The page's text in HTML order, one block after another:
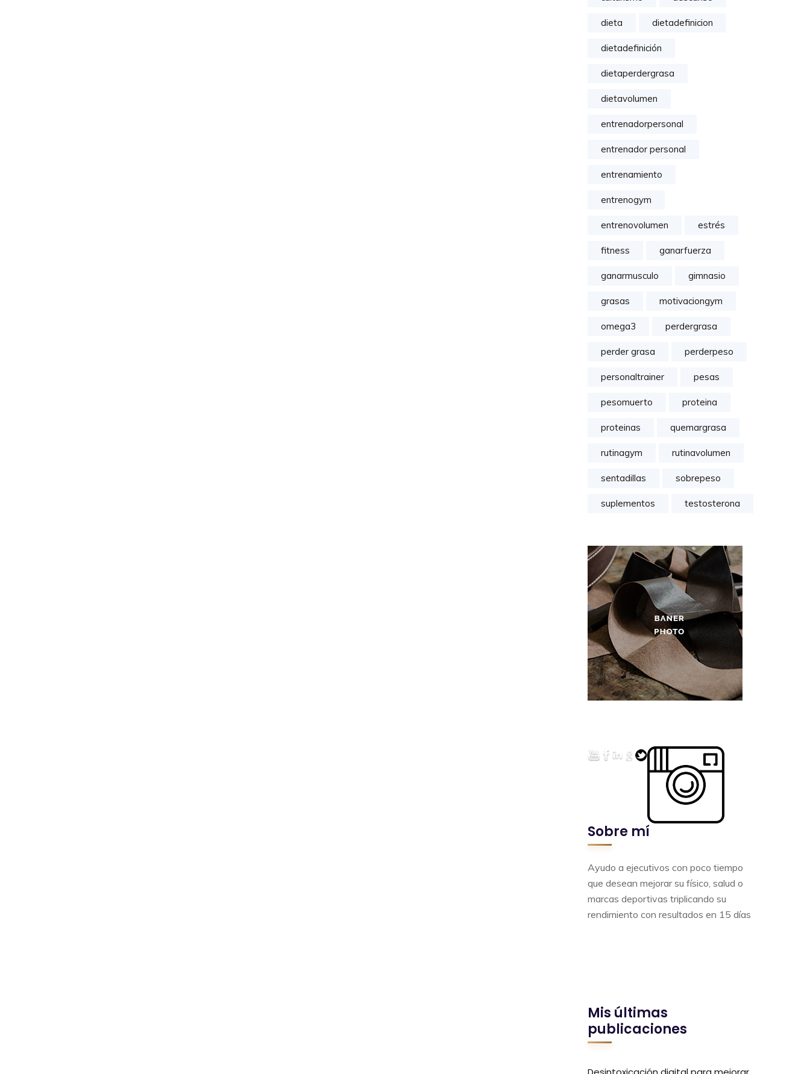
dieta dietadefinicion
dietadefinición
dietaperdergrasa
dietavolumen
entrenadorpersonal
entrenador personal
entrenamiento
entrenogym
entrenovolumen estrés
fitness ganarfuerza
ganarmusculo gimnasio
grasas motivaciongym
omega3 perdergrasa
perder grasa perderpeso
personaltrainer pesas
pesomuerto proteina
proteinas quemargrasa
rutinagym rutinavolumen
sentadillas sobrepeso
suplementos testosterona
Sobre mí
Ayudo a ejecutivos con poco tiempo
que desean mejorar su físico, salud o
marcas deportivas triplicando su
rendimiento con resultados en 15 días
Mis últimas
publicaciones